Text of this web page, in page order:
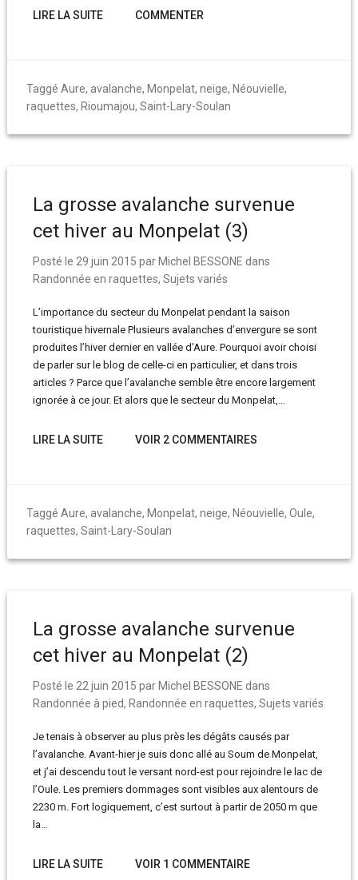
LIRE LA SUITE COMMENTER
Taggé Aure, avalanche, Monpelat, neige, Néouvielle,
raquettes, Rioumajou, Saint-Lary-Soulan
La grosse avalanche survenue
cet hiver au Monpelat (3)
Posté le 29 juin 2015 par Michel BESSONE dans
Randonnée en raquettes, Sujets variés
L’importance du secteur du Monpelat pendant la saison
touristique hivernale Plusieurs avalanches d’envergure se sont
produites l’hiver dernier en vallée d’Aure. Pourquoi avoir choisi
de parler sur le blog de celle-ci en particulier, et dans trois
articles ? Parce que l’avalanche semble être encore largement
ignorée à ce jour. Et alors que le secteur du Monpelat,…
LIRE LA SUITE VOIR 2 COMMENTAIRES
Taggé Aure, avalanche, Monpelat, neige, Néouvielle, Oule,
raquettes, Saint-Lary-Soulan
La grosse avalanche survenue
cet hiver au Monpelat (2)
Posté le 22 juin 2015 par Michel BESSONE dans
Randonnée à pied, Randonnée en raquettes, Sujets variés
Je tenais à observer au plus près les dégâts causés par
l’avalanche. Avant-hier je suis donc allé au Soum de Monpelat,
et j’ai descendu tout le versant nord-est pour rejoindre le lac de
l’Oule. Les premiers dommages sont visibles aux alentours de
2230 m. Fort logiquement, c’est surtout à partir de 2050 m que
la…
LIRE LA SUITE VOIR 1 COMMENTAIRE